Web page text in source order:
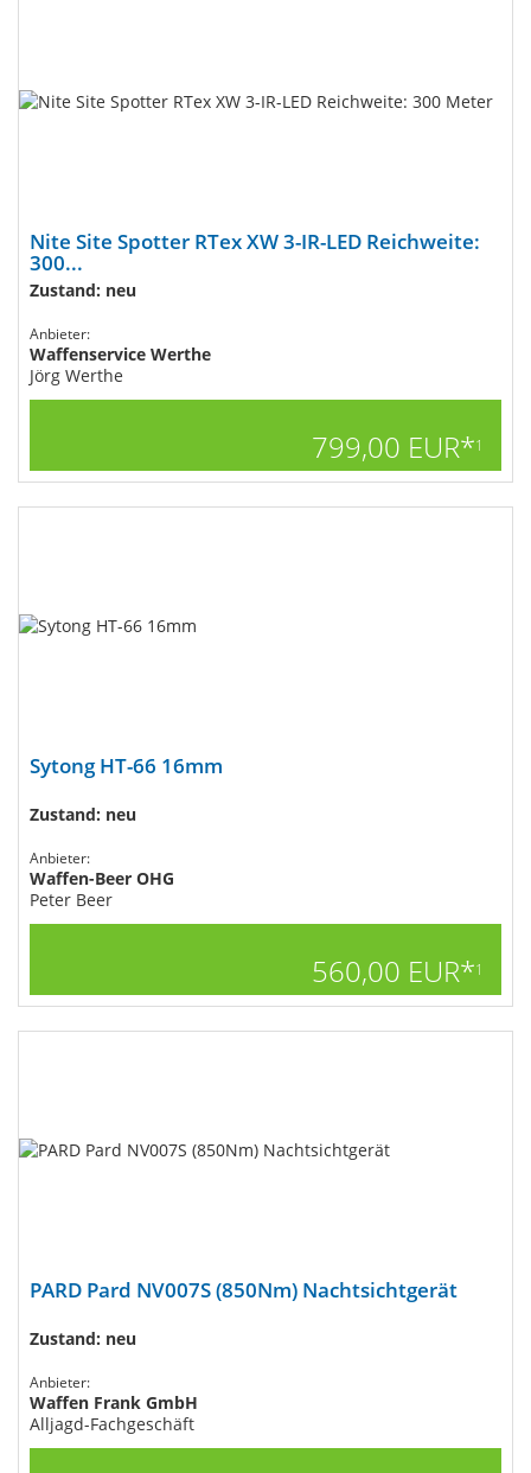
Nite Site Spotter RTex XW 3-IR-LED Reichweite:
300...
Zustand: neu
Anbieter:
Waffenservice Werthe
Jörg Werthe
799,00 EUR*1
Sytong HT-66 16mm
Zustand: neu
Anbieter:
Waffen-Beer OHG
Peter Beer
560,00 EUR*1
PARD Pard NV007S (850Nm) Nachtsichtgerät
Zustand: neu
Anbieter:
Waffen Frank GmbH
Alljagd-Fachgeschäft